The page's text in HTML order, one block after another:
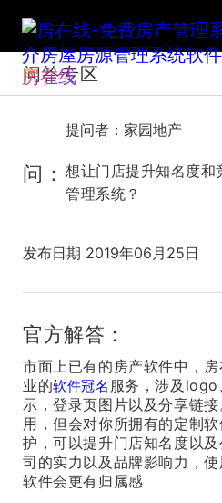
房在线
问答专区
提问者：家园地产
问： 想让门店提升知名度
管理系统？
发布日期 2019年06月25日
官方解答：
市面上已有的房产软件中，
业的软件冠名 服务，涉及logo
示，登录页图片以及分享链
用，但会对你所拥有的定制
护，可以提升门店知名度以
司的实力以及品牌影响力，
软件会更有归属感